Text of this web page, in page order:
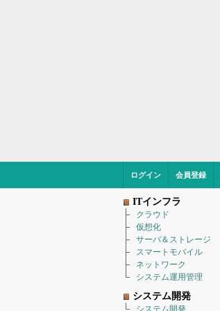
ログイン 会員登録
ITインフラ
クラウド
仮想化
サーバ＆ストレージ
スマートモバイル
ネットワーク
システム運用管理
システム開発
システム開発